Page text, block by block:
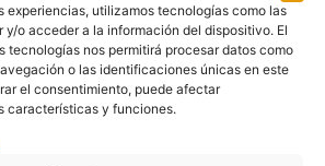
experiencias, utilizamos tecnologías como las
o acceder a la información del dispositivo. El
tecnologías nos permitirá procesar datos como
o las identificaciones únicas en este
el consentimiento, puede afectar
características y funciones.
Adquirir
Add To Compare